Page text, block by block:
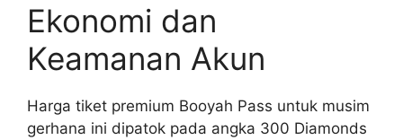
Ekonomi dan
Keamanan Akun
Harga tiket premium Booyah Pass untuk musim
gerhana ini dipatok pada angka 300 Diamonds